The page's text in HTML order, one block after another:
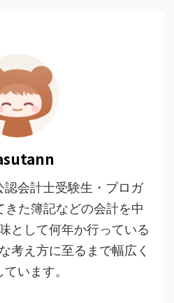
会計士受験生・ブロガ
た簿記などの会計を中
として何年か行っている
考え方に至るまで幅広く
います。